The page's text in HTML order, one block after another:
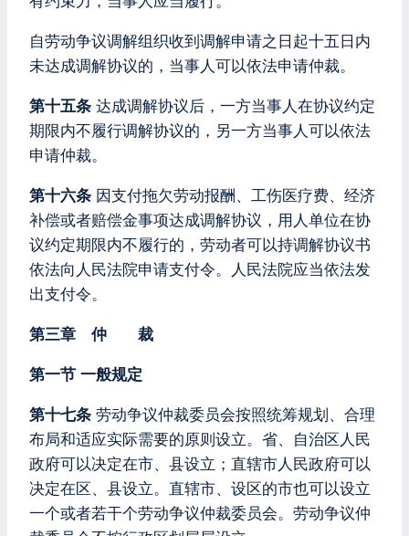
自劳动争议调解组织收到调解申请之日起十五日内
未达成调解协议的，当事人可以依法申请仲裁。
第十五条 达成调解协议后，一方当事人在协议约定
期限内不履行调解协议的，另一方当事人可以依法
申请仲裁。
第十六条 因支付拖欠劳动报酬、工伤医疗费、经济
补偿或者赔偿金事项达成调解协议，用人单位在协
议约定期限内不履行的，劳动者可以持调解协议书
依法向人民法院申请支付令。人民法院应当依法发
出支付令。
第三章 仲 裁
第一节 一般规定
第十七条 劳动争议仲裁委员会按照统筹规划、合理
布局和适应实际需要的原则设立。省、自治区人民
政府可以决定在市、县设立；直辖市人民政府可以
决定在区、县设立。直辖市、设区的市也可以设立
一个或者若干个劳动争议仲裁委员会。劳动争议仲